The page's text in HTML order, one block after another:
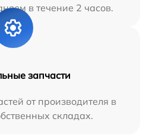
в течение 2 часов.
запчасти
от производителя в
складах.